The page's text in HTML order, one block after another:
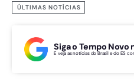
ÚLTIMAS NOTÍCIAS
Siga o Tempo Novo
E veja as notícias do Brasil e do ES